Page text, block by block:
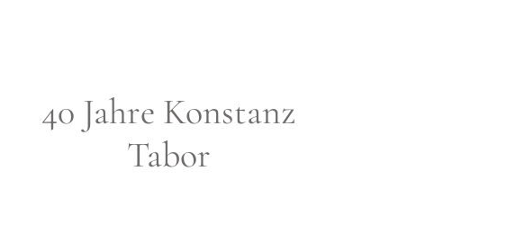
40 Jahre Konstanz
Tabor